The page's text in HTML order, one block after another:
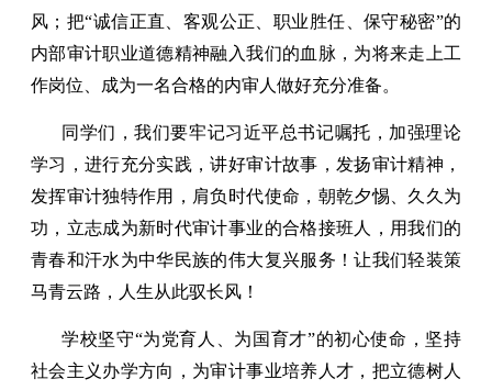
风；把“诚信正直、客观公正、职业胜任、保守秘密”的
内部审计职业道德精神融入我们的血脉，为将来走上工
作岗位、成为一名合格的内审人做好充分准备。
同学们，我们要牢记习近平总书记嘱托，加强理论
学习，进行充分实践，讲好审计故事，发扬审计精神，
发挥审计独特作用，肩负时代使命，朝乾夕惕、久久为
功，立志成为新时代审计事业的合格接班人，用我们的
青春和汗水为中华民族的伟大复兴服务！让我们轻装策
马青云路，人生从此驭长风！
学校坚守“为党育人、为国育才”的初心使命，坚持
社会主义办学方向，为审计事业培养人才，把立德树人